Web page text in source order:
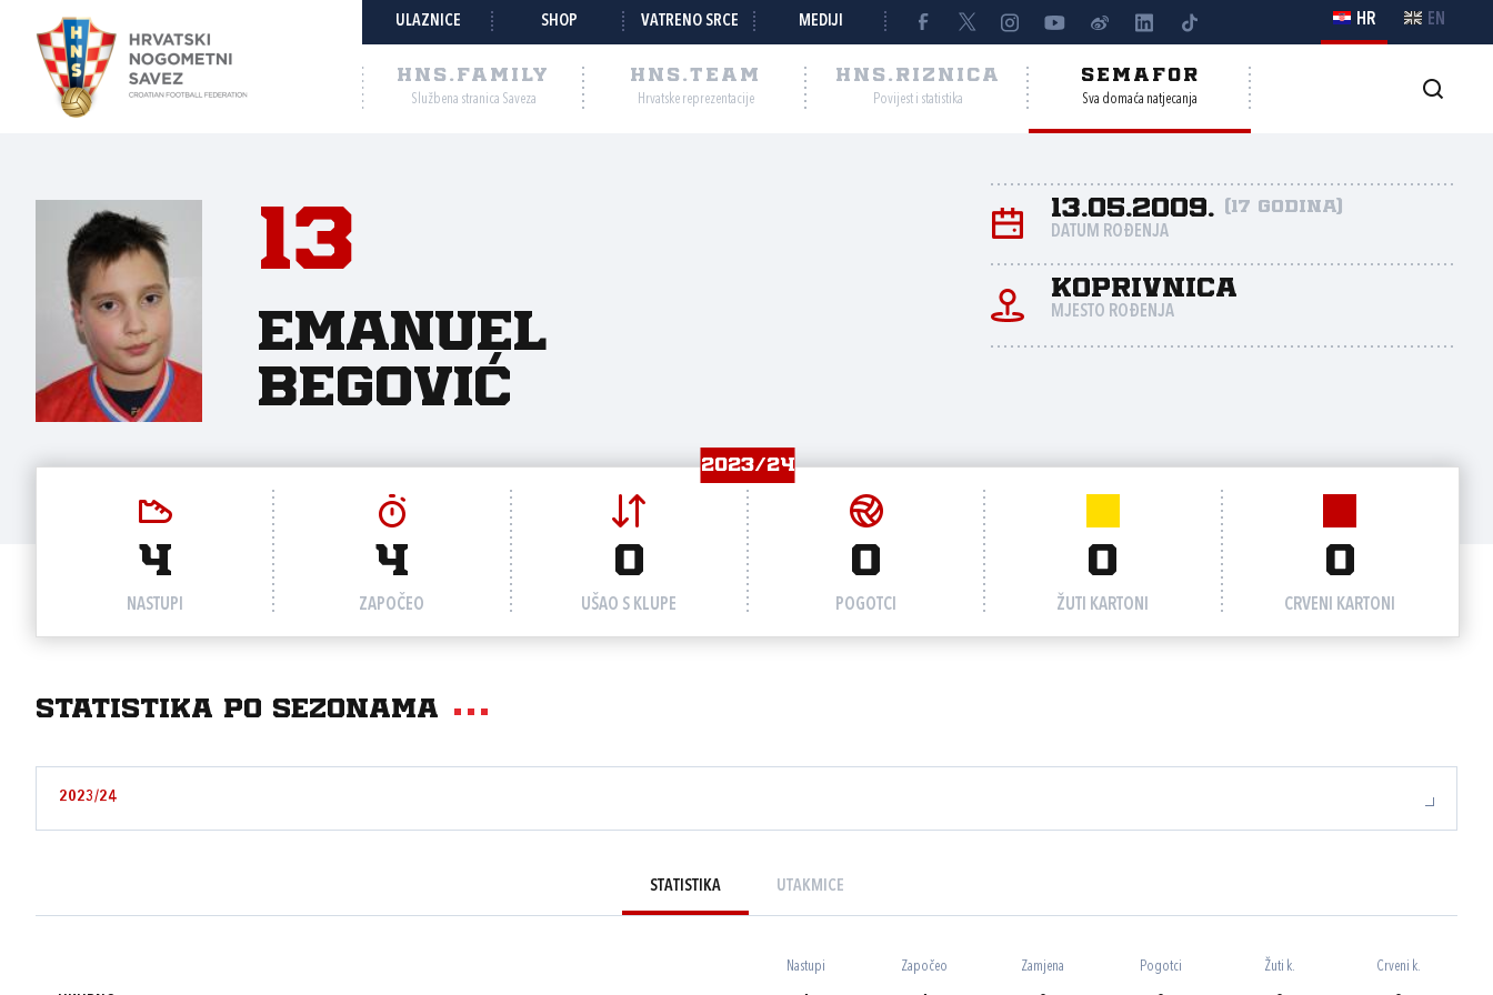
ULAZNICE SHOP VATRENO SRCE MEDIJI HR EN
HNS.FAMILY
Službena stranica Saveza
HNS.TEAM
Hrvatske reprezentacije
HNS.RIZNICA
Povijest i statistika
SEMAFOR
Sva domaća natjecanja
13
Emanuel
Begović
13.05.2009. (17 godina)
DATUM ROĐENJA
Koprivnica
MJESTO ROĐENJA
2023/24
4
NASTUPI
4
ZAPOČEO
0
UŠAO S KLUPE
0
POGOTCI
0
ŽUTI KARTONI
0
CRVENI KARTONI
Statistika po sezonama
2023/24
STATISTIKA UTAKMICE
Nastupi Započeo Zamjena Pogotci Žuti k. Crveni k.